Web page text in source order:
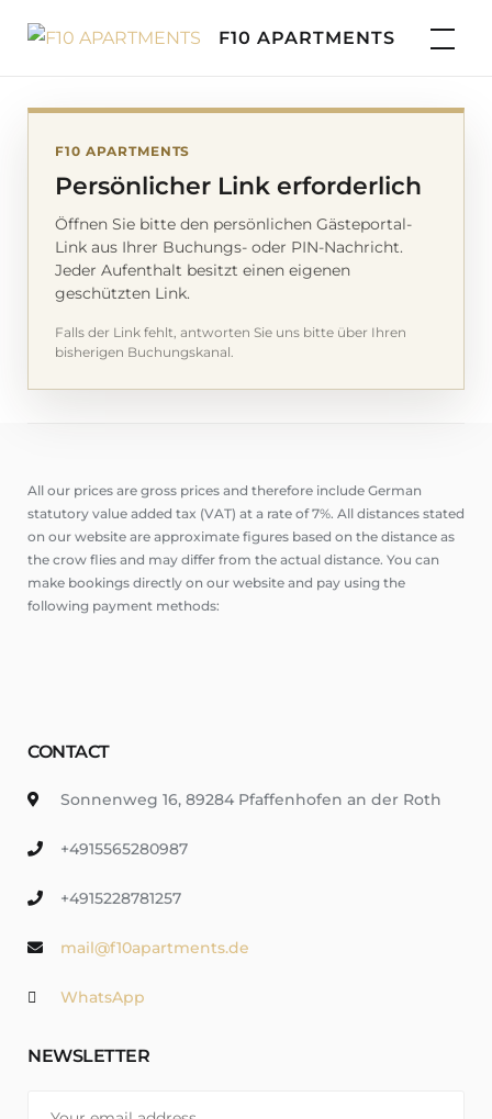
F10 APARTMENTS
F10 APARTMENTS
Persönlicher Link erforderlich
Öffnen Sie bitte den persönlichen Gästeportal-
Link aus Ihrer Buchungs- oder PIN-Nachricht.
Jeder Aufenthalt besitzt einen eigenen
geschützten Link.
Falls der Link fehlt, antworten Sie uns bitte über Ihren
bisherigen Buchungskanal.
All our prices are gross prices and therefore include German
statutory value added tax (VAT) at a rate of 7%. All distances stated
on our website are approximate figures based on the distance as
the crow flies and may differ from the actual distance. You can
make bookings directly on our website and pay using the
following payment methods:
CONTACT
Sonnenweg 16, 89284 Pfaffenhofen an der Roth
+4915565280987
+4915228781257
mail@f10apartments.de
WhatsApp
NEWSLETTER